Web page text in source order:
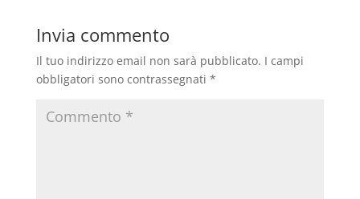
Invia commento
Il tuo indirizzo email non sarà pubblicato. I campi
obbligatori sono contrassegnati *